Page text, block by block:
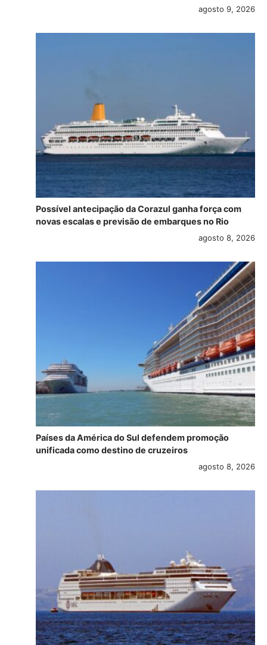
agosto 9, 2026
Possível antecipação da Corazul ganha força com
novas escalas e previsão de embarques no Rio
agosto 8, 2026
Países da América do Sul defendem promoção
unificada como destino de cruzeiros
agosto 8, 2026